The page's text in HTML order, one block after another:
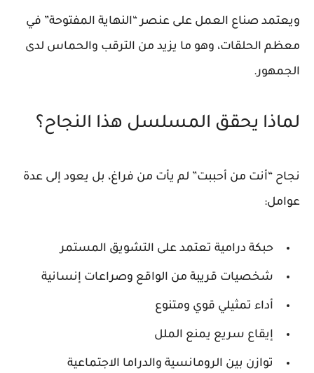
ويعتمد صناع العمل على عنصر “النهاية المفتوحة” في
معظم الحلقات، وهو ما يزيد من الترقب والحماس لدى
الجمهور.
لماذا يحقق المسلسل هذا النجاح؟
نجاح “أنت من أحببت” لم يأت من فراغ، بل يعود إلى عدة
عوامل:
حبكة درامية تعتمد على التشويق المستمر
شخصيات قريبة من الواقع وصراعات إنسانية
أداء تمثيلي قوي ومتنوع
إيقاع سريع يمنع الملل
توازن بين الرومانسية والدراما الاجتماعية